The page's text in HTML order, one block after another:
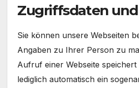
Zugriffsdaten
Sie können unsere Webseiten
Angaben zu Ihrer Person zu
Aufruf einer Webseite
lediglich automatisch ein